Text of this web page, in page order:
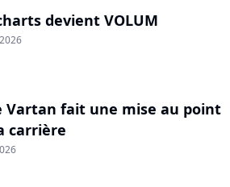
devient VOLUM
Vartan fait une mise au point
carrière